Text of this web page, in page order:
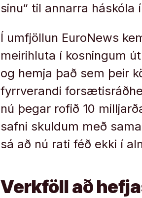
sinu“ til annarra háskóla
Í umfjöllun EuroNews
meirihluta í kosningum
og hemja það sem þeir
fyrrverandi
nú þegar rofið 10
safni skuldum með
sá að nú rati féð ekki í
Verkföll að